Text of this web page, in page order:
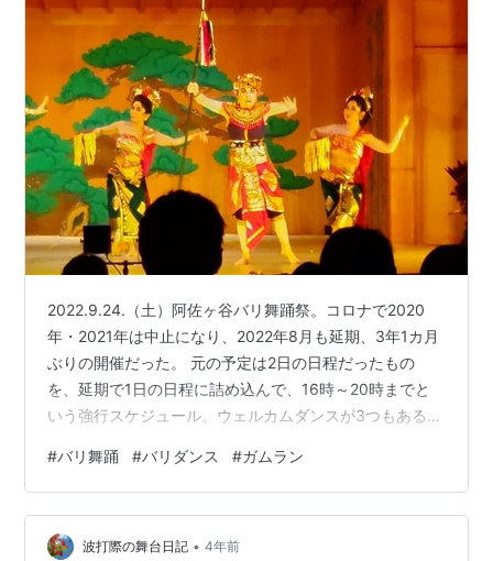
2022.9.24.（土）阿佐ヶ谷バリ舞踊祭。コロナで2020
年・2021年は中止になり、2022年8月も延期、3年1カ月
ぶりの開催だった。 元の予定は2日の日程だったもの
を、延期で1日の日程に詰め込んで、16時～20時までと
いう強行スケジュール。ウェルカムダンスが3つもある。
り出した。予定通り開催していたようだが、自分は雨が
やんだ2部の途中から観た。行ったときには満席＋立ち見
若干だったが、途中で座れた。 今回は椅子席のみ・屋台
なし。休憩も10分で緊張感が感じられた。 以下見た演目
#バリ舞踊 #バリダンス #ガムラン
波打際の舞台日記 • 4年前